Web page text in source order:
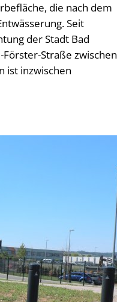
die nach dem
Seit
der Stadt Bad
Straße zwischen
ist inzwischen